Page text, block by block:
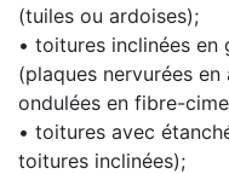
(tuiles ou ardoises);
• toitures inclinées
(plaques nervurées
ondulées en fibre-
• toitures avec
toitures inclinées);